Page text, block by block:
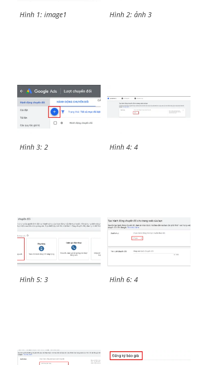
Hình 1: image1 Hình 2: ảnh 3
Hình 3: 2 Hình 4: 4
Hình 5: 3 Hình 6: 4